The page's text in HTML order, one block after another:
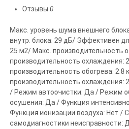
Отзывы 0
Макс. уровень шума внешнего
внутр. блока: 29 дБ/ Эффективен
25 м2/ Макс. производительность
производительность охлаждения:
производительность обогрева: 2.8
производительность охлаждения:
/ Режим автоочистки: Да / Режим
осушения: Да / Функция
Функция ионизации воздуха: Нет /
самодиагностики неисправности: